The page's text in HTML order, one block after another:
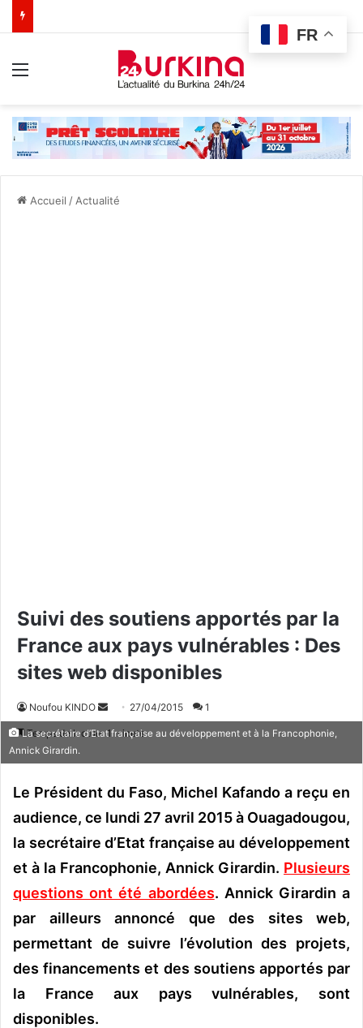
Accueil / Actualité
Suivi des soutiens apportés par la
France aux pays vulnérables : Des
sites web disponibles
Noufou KINDO
o
y
r
u
n
o
r
27/04/2015 1
Temps de lecture 1 minute
La secrétaire d’Etat française au développement et à la Francophonie,
Annick Girardin.
Le Président du Faso, Michel Kafando a reçu en
audience, ce lundi 27 avril 2015 à Ouagadougou,
la secrétaire d’Etat française au développement
et à la Francophonie, Annick Girardin. Plusieurs
questions ont été abordées. Annick Girardin a
par ailleurs annoncé que des sites web,
permettant de suivre l’évolution des projets,
des financements et des soutiens apportés par
la France aux pays vulnérables, sont
disponibles.
FR